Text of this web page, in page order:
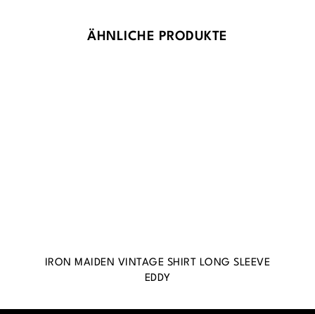
Produktgalerie überspringen
ÄHNLICHE PRODUKTE
IRON MAIDEN VINTAGE SHIRT LONG SLEEVE
EDDY